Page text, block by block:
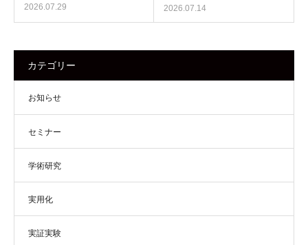
2026.07.29 2026.07.14
カテゴリー
お知らせ
セミナー
学術研究
実用化
実証実験